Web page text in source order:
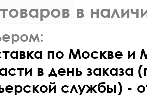
в
по Москве и
в день заказа
службы) -